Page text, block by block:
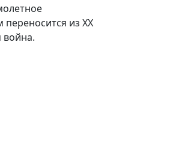
из XX
война.